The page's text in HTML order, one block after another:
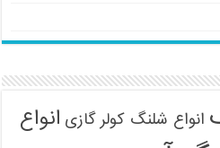
انواع شلنگ کولر گازی انواع